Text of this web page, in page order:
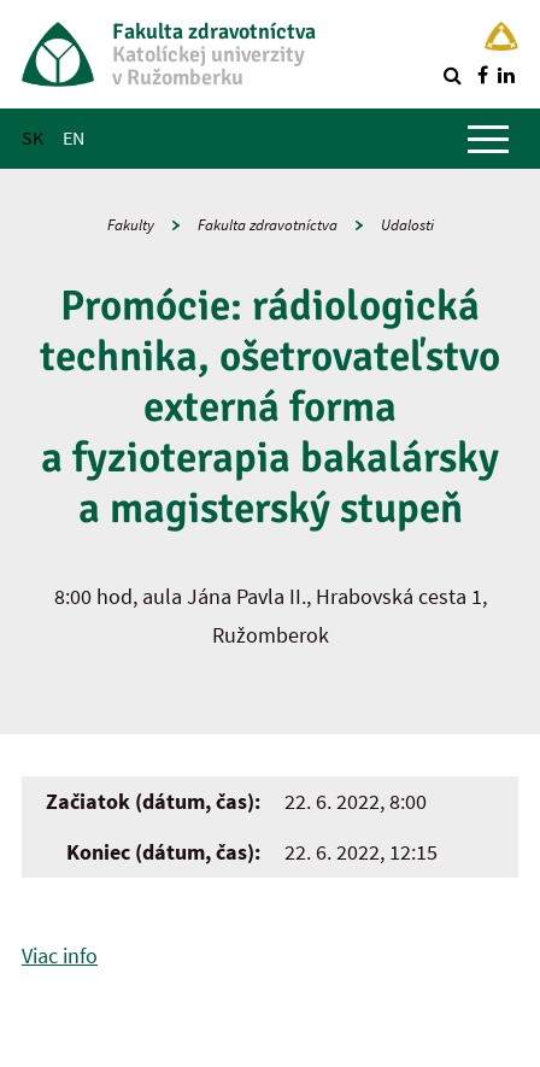
Fakulta zdravotníctva
Katolíckej univerzity
v Ružomberku
SK EN
Hlavné menu
Fakulty Fakulta zdravotníctva Udalosti
Promócie: rádiologická
technika, ošetrovateľstvo
externá forma
a fyzioterapia bakalársky
a magisterský stupeň
8:00 hod, aula Jána Pavla II., Hrabovská cesta 1,
Ružomberok
Začiatok (dátum, čas):
22. 6. 2022, 8:00
Koniec (dátum, čas):
22. 6. 2022, 12:15
Viac info